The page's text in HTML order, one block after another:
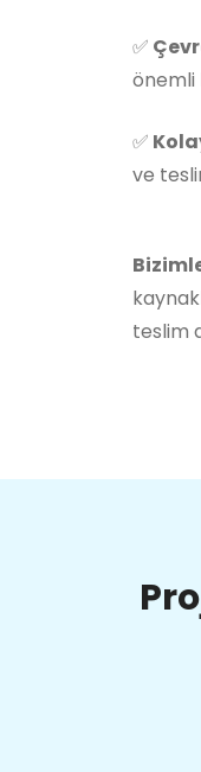
✅
önemli
✅
ve
teslim